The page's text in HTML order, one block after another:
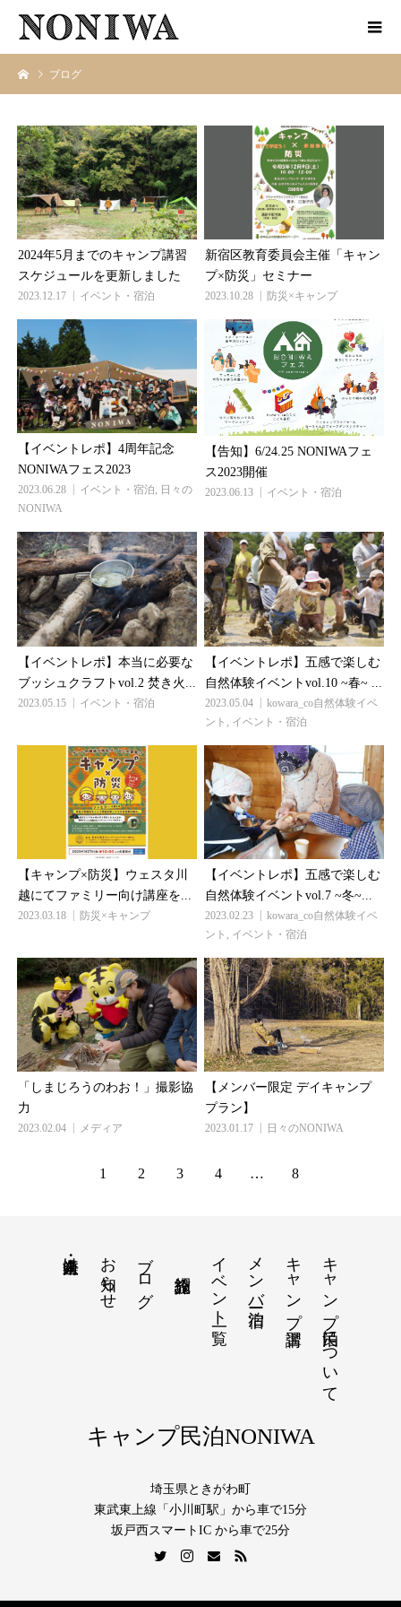
ブログ
2024年5月までのキャンプ講習
スケジュールを更新しました
2023.12.17 イベント・宿泊
新宿区教育委員会主催「キャン
プ×防災」セミナー
2023.10.28 防災×キャンプ
【イベントレポ】4周年記念
NONIWAフェス2023
2023.06.28 イベント・宿泊, 日々の
NONIWA
【告知】6/24.25 NONIWAフェ
ス2023開催
2023.06.13 イベント・宿泊
【イベントレポ】本当に必要な
ブッシュクラフトvol.2 焚き火...
2023.05.15 イベント・宿泊
【イベントレポ】五感で楽しむ
自然体験イベントvol.10 ~春~ ...
2023.05.04
kowara_co自然体験イベ
ント
イベント・宿泊
【キャンプ×防災】ウェスタ川
越にてファミリー向け講座を...
2023.03.18 防災×キャンプ
【イベントレポ】五感で楽しむ
自然体験イベントvol.7 ~冬~...
2023.02.23
kowara_co自然体験イベ
ント , イベント・宿泊
「しまじろうのわお！」撮影協
力
2023.02.04 メディア
【メンバー限定 デイキャンプ
プラン】
2023.01.17 日々のNONIWA
1 2 3 4 … 8
キャンプ民泊について
キャンプ講習
メンバー宿泊
イベント一覧
ブログ
お知らせ
法人・企業向け
キャンプ民泊NONIWA
埼玉県ときがわ町
東武東上線「小川町駅」から車で15分
坂戸西スマートIC から車で25分